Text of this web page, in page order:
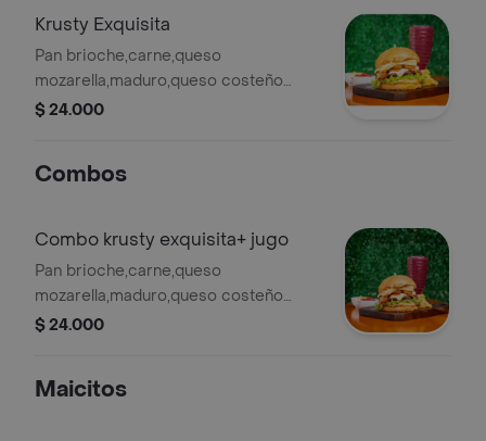
Krusty Exquisita
Pan brioche,carne,queso
mozarella,maduro,queso costeño
asado,tocineta,salsa de maíz,lechuga y
$ 24.000
Combos
Combo krusty exquisita+ jugo
Pan brioche,carne,queso
mozarella,maduro,queso costeño
asado,tocineta,salsa de maíz,lechuga y
$ 24.000
Maicitos